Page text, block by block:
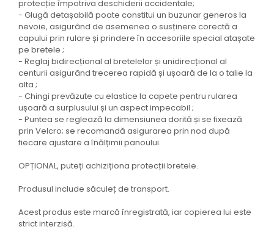
protecție împotriva deschiderii accidentale;
- Glugă detașabilă poate constitui un buzunar generos la
nevoie, asigurând de asemenea o susținere corectă a
capului prin rulare și prindere în accesoriile special atașate
pe bretele ;
- Reglaj bidirecțional al bretelelor și unidirecțional al
centurii asigurând trecerea rapidă și ușoară de la o talie la
alta ;
- Chingi prevăzute cu elastice la capete pentru rularea
ușoară a surplusului și un aspect impecabil ;
- Puntea se reglează la dimensiunea dorită și se fixează
prin Velcro; se recomandă asigurarea prin nod după
fiecare ajustare a înălțimii panoului.
OPȚIONAL, puteți achiziționa protecții bretele.
Produsul include săculeț de transport.
Acest produs este marcă înregistrată, iar copierea lui este
strict interzisă.